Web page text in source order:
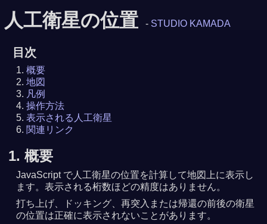
人工衛星の位置 - STUDIO KAMADA
目次
概要
地図
凡例
操作方法
表示される人工衛星
関連リンク
1. 概要
JavaScript で人工衛星の位置を計算して地図上に表示し
ます。表示される桁数ほどの精度はありません。
打ち上げ、ドッキング、再突入または帰還の前後の衛星
の位置は正確に表示されないことがあります。